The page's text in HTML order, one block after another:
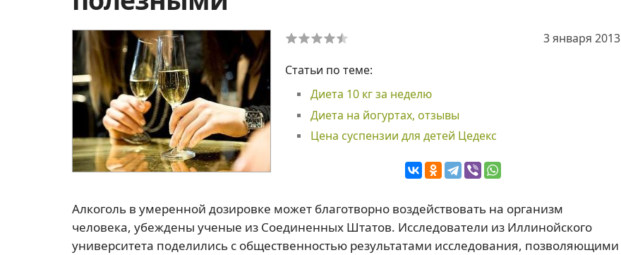
3 января 2013
Статьи по теме:
Диета 10 кг за неделю
Диета на йогуртах, отзывы
Цена суспензии для детей Цедекс
Алкоголь в умеренной дозировке может благотворно воздействовать на организм
человека, убеждены ученые из Соединенных Штатов. Исследователи из Иллинойского
университета поделились с общественностью результатами исследования, позволяющими